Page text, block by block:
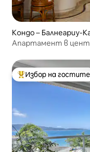
Кондо – Балнеариу-
Апартамент в
Най-популярен
Избор на гостите